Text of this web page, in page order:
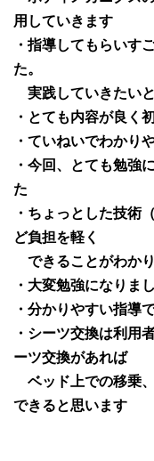
用していきます
・指導してもらいす
た。
実践していきたい
・とても内容が良く
・ていねいでわかり
・今回、とても勉強
た
・ちょっとした技術
ど負担を軽く
できることがわか
・大変勉強になりま
・分かりやすい指導
・シーツ交換は利用
ーツ交換があれば
ベッド上での移乗
できると思います